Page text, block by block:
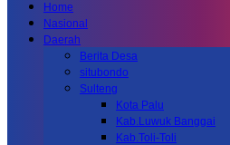
Home
Nasional
Daerah
Berita Desa
situbondo
Sulteng
Kota Palu
Kab.Luwuk Banggai
Kab.Toli-Toli